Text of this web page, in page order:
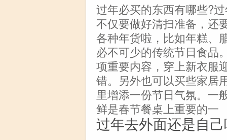
过年必买的东西有哪些?
不仅要做好清扫准备，还
各种年货啦，比如年糕、
必不可少的传统节日食品
项重要内容，穿上新衣服
错。另外也可以买些家居
里增添一份节日气氛。一
鲜是春节餐桌上重要的一
过年去外面还是自